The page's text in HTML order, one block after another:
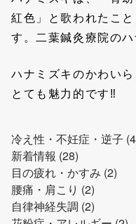
紅色」と歌われたこ
す。二葉鍼灸療院の
ハナミズキのかわい
とても魅力的です‼
冷え性・不妊症・逆子
新着情報 (28)
目の疲れ・かすみ (2)
腰痛・肩こり (2)
自律神経失調 (2)